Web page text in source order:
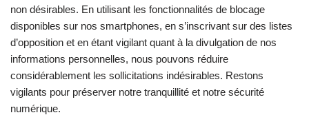
non désirables. En utilisant les fonctionnalités de blocage
disponibles sur nos smartphones, en s’inscrivant sur des listes
d’opposition et en étant vigilant quant à la divulgation de nos
informations personnelles, nous pouvons réduire
considérablement les sollicitations indésirables. Restons
vigilants pour préserver notre tranquillité et notre sécurité
numérique.